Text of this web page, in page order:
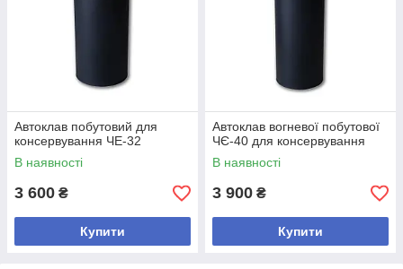
Автоклав побутовий для
консервування ЧЕ-32
В наявності
3 600 ₴
Купити
Автоклав вогневої побутової
ЧЄ-40 для консервування
В наявності
3 900 ₴
Купити